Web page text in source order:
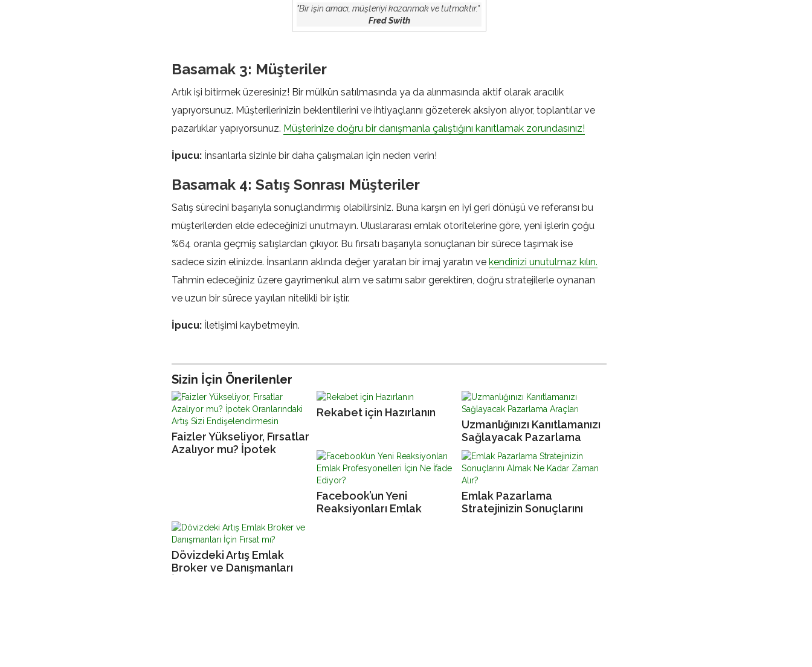
"Bir işin amacı, müşteriyi kazanmak ve tutmaktır."
Fred Swith
Basamak 3: Müşteriler
Artık işi bitirmek üzeresiniz! Bir mülkün satılmasında ya da alınmasında aktif olarak aracılık
yapıyorsunuz. Müşterilerinizin beklentilerini ve ihtiyaçlarını gözeterek aksiyon alıyor, toplantılar ve
pazarlıklar yapıyorsunuz. Müşterinize doğru bir danışmanla çalıştığını kanıtlamak zorundasınız!
İpucu: İnsanlarla sizinle bir daha çalışmaları için neden verin!
Basamak 4: Satış Sonrası Müşteriler
Satış sürecini başarıyla sonuçlandırmış olabilirsiniz. Buna karşın en iyi geri dönüşü ve referansı bu
müşterilerden elde edeceğinizi unutmayın. Uluslararası emlak otoritelerine göre, yeni işlerin çoğu
%64 oranla geçmiş satışlardan çıkıyor. Bu fırsatı başarıyla sonuçlanan bir sürece taşımak ise
sadece sizin elinizde. İnsanların aklında değer yaratan bir imaj yaratın ve kendinizi unutulmaz kılın.
Tahmin edeceğiniz üzere gayrimenkul alım ve satımı sabır gerektiren, doğru stratejilerle oynanan
ve uzun bir sürece yayılan nitelikli bir iştir.
İpucu: İletişimi kaybetmeyin.
Sizin İçin Önerilenler
Faizler Yükseliyor, Fırsatlar
Azalıyor mu? İpotek
Rekabet için Hazırlanın
Uzmanlığınızı Kanıtlamanızı
Sağlayacak Pazarlama
Araçları
Facebook’un Yeni
Reaksiyonları Emlak
Emlak Pazarlama
Stratejinizin Sonuçlarını
Dövizdeki Artış Emlak
Broker ve Danışmanları